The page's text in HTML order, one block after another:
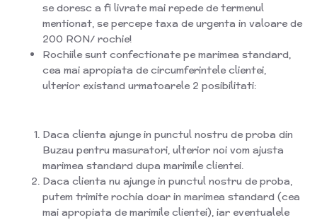
se doresc a fi livrate mai repede de termenul
mentionat, se percepe taxa de urgenta in valoare de
200 RON/ rochie!
Rochiile sunt confectionate pe marimea standard,
cea mai apropiata de circumferintele clientei,
ulterior existand urmatoarele 2 posibilitati:
Daca clienta ajunge in punctul nostru de proba din
Buzau pentru masuratori, ulterior noi vom ajusta
marimea standard dupa marimile clientei.
Daca clienta nu ajunge in punctul nostru de proba,
putem trimite rochia doar in marimea standard (cea
mai apropiata de marimile clientei), iar eventualele